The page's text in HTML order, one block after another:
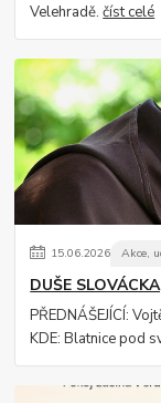
Velehradě.číst celé
15.06.2026 Akce,
DUŠE
PŘEDNÁŠEJÍCÍ:
KDE: Blatnice pod